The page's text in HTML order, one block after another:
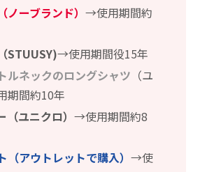
ノーブランド）→使用期間約
STUUSY)→使用期間役15年
ルネックのロングシャツ （ユ
期間約10年
（ユニクロ）→使用期間約8
（アウトレットで購入）→使